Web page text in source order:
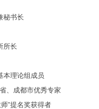
书长
长
理论组成员
、成都市优秀专家
提名奖获得者